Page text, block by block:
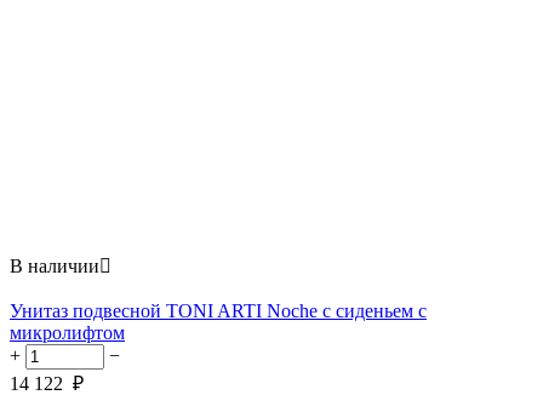
В наличии
Унитаз подвесной TONI ARTI Noche с сиденьем с
микролифтом
+
−
14 122 ₽